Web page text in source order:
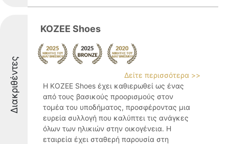
Διακριθέντες
KOZEE Shoes
Δείτε περισσότερα >>
Η KOZEE Shoes έχει καθιερωθεί ως ένας
από τους βασικούς προορισμούς στον
τομέα του υποδήματος, προσφέροντας μια
ευρεία συλλογή που καλύπτει τις ανάγκες
όλων των ηλικιών στην οικογένεια. Η
εταιρεία έχει σταθερή παρουσία στη